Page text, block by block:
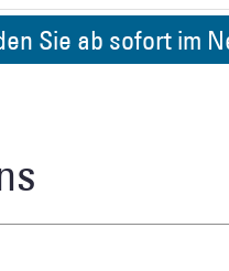
Sie ab sofort im